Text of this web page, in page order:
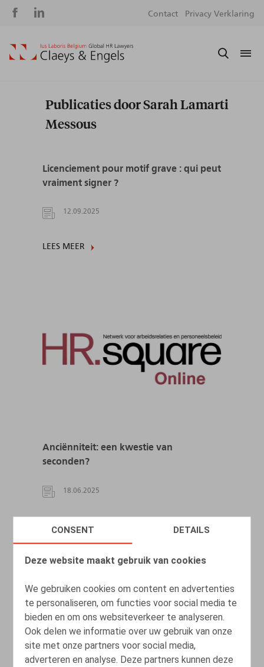
CONSENT DETAILS
Deze website maakt gebruik van cookies
We gebruiken cookies om content en advertenties
te personaliseren, om functies voor social media te
bieden en om ons websiteverkeer te analyseren.
Ook delen we informatie over uw gebruik van onze
site met onze partners voor social media,
adverteren en analyse. Deze partners kunnen deze
Social
Contact Privacy Verklaring
Publicaties door Sarah Lamarti
Messous
Licenciement pour motif grave : qui peut
vraiment signer ?
12.09.2025
LEES MEER
Anciënniteit: een kwestie van
seconden?
18.06.2025
LEES MEER